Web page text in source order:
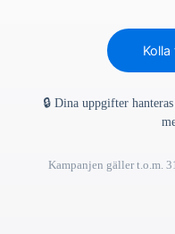
🔒 Dina uppgifter
Kampanjen gäller t.o.m.